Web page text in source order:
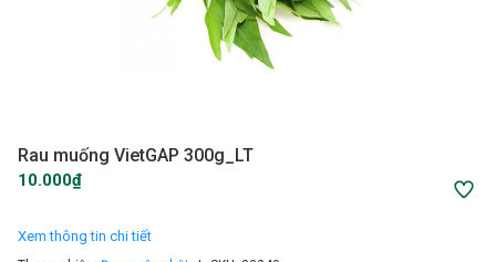
Rau muống VietGAP 300g_LT
10.000₫
Xem thông tin chi tiết